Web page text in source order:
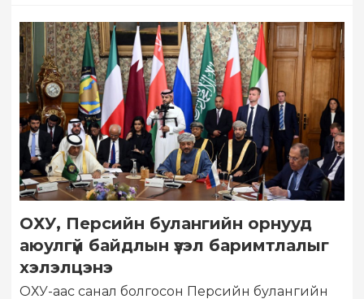
ОХУ, Персийн булангийн орнууд
аюулгүй байдлын үзэл баримтлалыг
хэлэлцэнэ
ОХУ-аас санал болгосон Персийн булангийн